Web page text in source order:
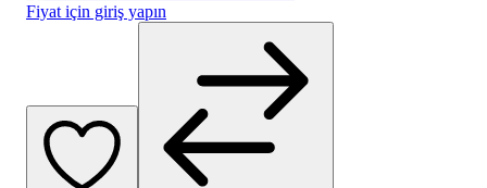
Fiyat için giriş yapın